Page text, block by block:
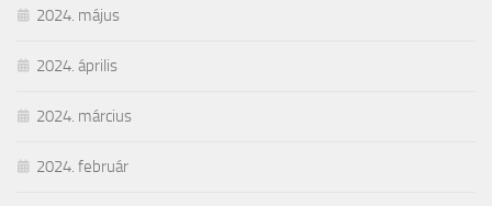
2024. május
2024. április
2024. március
2024. február